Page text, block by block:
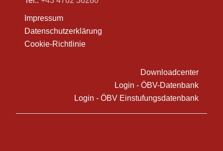
Impressum
Datenschutzerklärung
Cookie-Richtlinie
Downloadcenter
Login - ÖBV-Datenbank
Login - ÖBV Einstufungsdatenbank